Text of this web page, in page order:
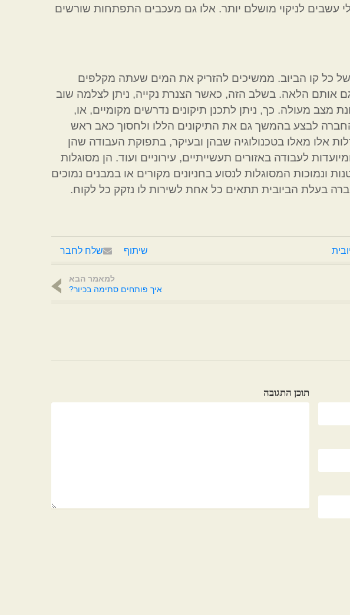
עשבים לניקוי מושלם יותר. אלו גם מעכבים התפתחות שורשים
כל קו הביוב. ממשיכים להזריק את המים שעתה מקלפים
אותם הלאה. בשלב הזה, כאשר הצנרת נקייה, ניתן לצלמה שוב
מעולה. כך, ניתן לתכנן תיקונים נדרשים מקומיים, או,
לבצע בהמשך גם את התיקונים הללו ולחסוך כאב ראש
אלו מאלו בטכנולוגיה שבהן ובעיקר, בתפוקת העבודה שהן
לעבודה באזורים תעשייתיים, עירוניים ועוד. הן מסוגלות
ונמוכות המסוגלות לנסוע בחניונים מקורים או במבנים נמוכים
בעלת הביובית תתאים כל אחת לשירות לו נזקק כל לקוח.
שלח לחבר שיתוף
למאמר הבא
איך פותחים סתימה בכיור?
תוכן התגובה